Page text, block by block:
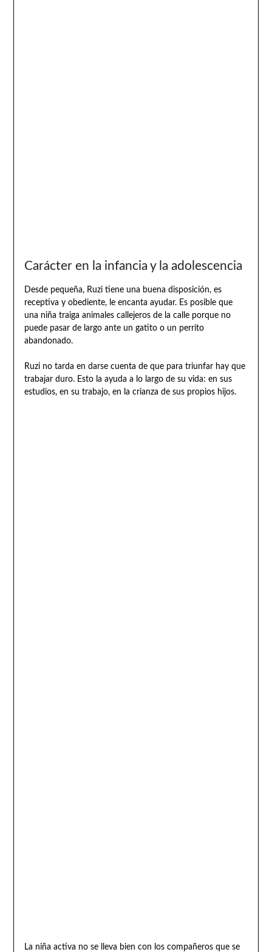
Carácter en la infancia y la adolescencia
Desde pequeña, Ruzi tiene una buena disposición, es
receptiva y obediente, le encanta ayudar. Es posible que
una niña traiga animales callejeros de la calle porque no
puede pasar de largo ante un gatito o un perrito
abandonado.
Ruzi no tarda en darse cuenta de que para triunfar hay que
trabajar duro. Esto la ayuda a lo largo de su vida: en sus
estudios, en su trabajo, en la crianza de sus propios hijos.
La niña activa no se lleva bien con los compañeros que se